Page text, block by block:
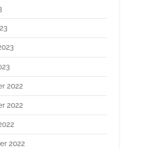
2022
2022
2022